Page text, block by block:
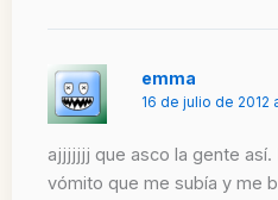
emma
16 de julio de 2012
ajjjjjjj que asco la gente así.
vómito que me subía y me